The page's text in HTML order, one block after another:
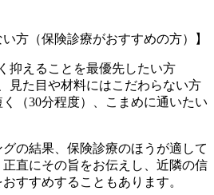
方（保険診療がおすすめの方）】
抑えることを最優先したい方
見た目や材料にはこだわらない方
（30分程度）、こまめに通いたい
の結果、保険診療のほうが適して
直にその旨をお伝えし、近隣の信
すすめすることもあります。